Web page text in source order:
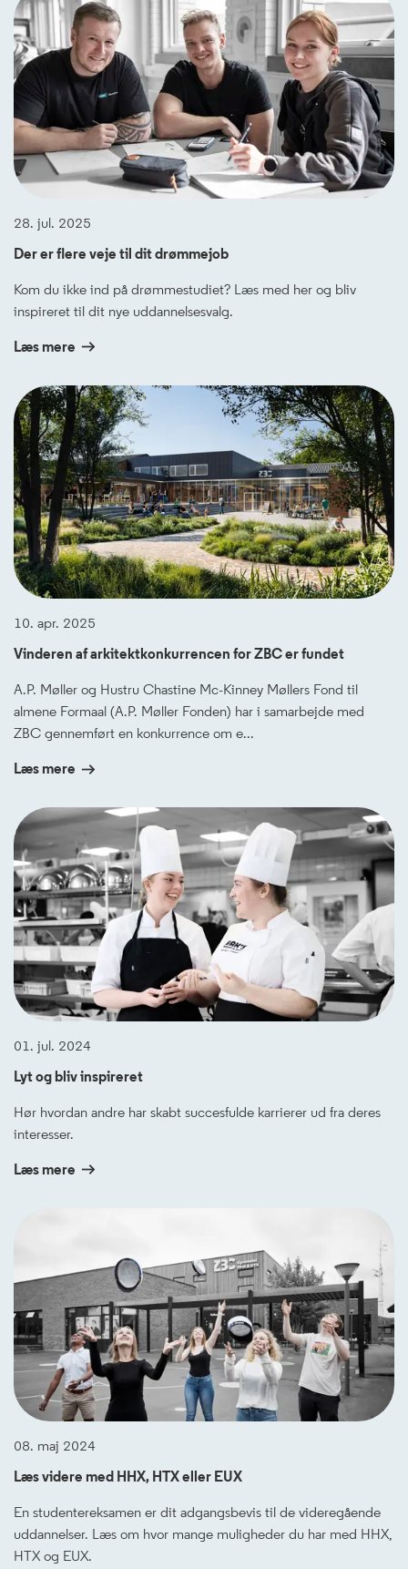
28. jul. 2025
Der er flere veje til dit drømmejob
Kom du ikke ind på drømmestudiet? Læs med her og bliv
inspireret til dit nye uddannelsesvalg.
Læs mere
10. apr. 2025
Vinderen af arkitektkonkurrencen for ZBC er fundet
A.P. Møller og Hustru Chastine Mc-Kinney Møllers Fond til
almene Formaal (A.P. Møller Fonden) har i samarbejde med
ZBC gennemført en konkurrence om e...
Læs mere
01. jul. 2024
Lyt og bliv inspireret
Hør hvordan andre har skabt succesfulde karrierer ud fra deres
interesser.
Læs mere
08. maj 2024
Læs videre med HHX, HTX eller EUX
En studentereksamen er dit adgangsbevis til de videregående
uddannelser. Læs om hvor mange muligheder du har med HHX,
HTX og EUX.